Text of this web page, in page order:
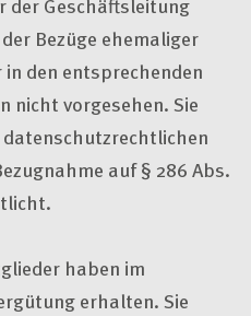
Bezüge ehemaliger
den entsprechenden
nicht vorgesehen. Sie
auf § 286 Abs.
haben im
erhalten. Sie